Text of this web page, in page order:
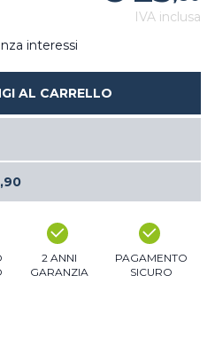
IVA inclusa
interessi
AL CARRELLO
2 ANNI
GARANZIA
PAGAMENTO
SICURO